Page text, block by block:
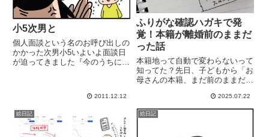
小5次男と
個人面談という名のお呼び出しの
かかった次男小5いよいよ面談日
が迫ってきました『今のうちに言
てる朗読の宿題をまったくしてな
い とか。双子の次女が毎日や...
2011.12.12
ふりがな確認ハガキで発
覚！本籍が離婚前のままだ
った話
本籍地って自動で変わらないって
知ってた？先日、子どもから「お
母さんの本籍、まだ前のままだ
た。……えっ？なにそれ？引っ越
しもして、住民票も移してるの
に？？実はこれ、「本籍地は自動
2025.07.22
絵日記 絵日記